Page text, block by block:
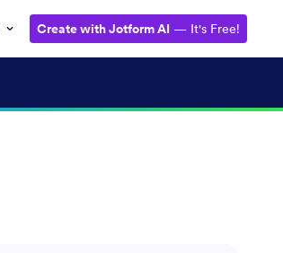
Create with Jotform AI — It's Free!